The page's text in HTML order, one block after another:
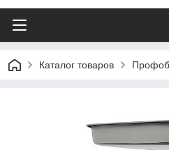
Каталог товаров